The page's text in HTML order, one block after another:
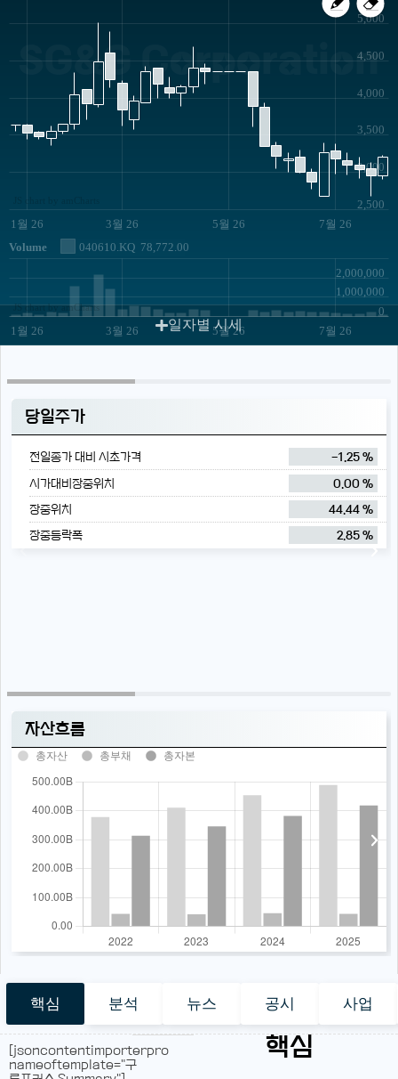
SG&G Corporation
1월 26 3월 26 5월 26 7월 26
2,500
3,000
3,500
4,000
4,500
5,000
Volume 040610.KQ 78,772.00
1월 26 3월 26 5월 26 7월 26
0
1,000,000
2,000,000
JS chart by amCharts
일자별 시세
당일주가
전일종가 대비 시초가격
-1.25 %
시가대비장중위치
0.00 %
장중위치
44.44 %
장중등락폭
2.85 %
자산흐름
총자산 총부채 총자본
핵심 분석 뉴스 공시 사업
핵심
[jsoncontentimporterpro
nameoftemplate="구